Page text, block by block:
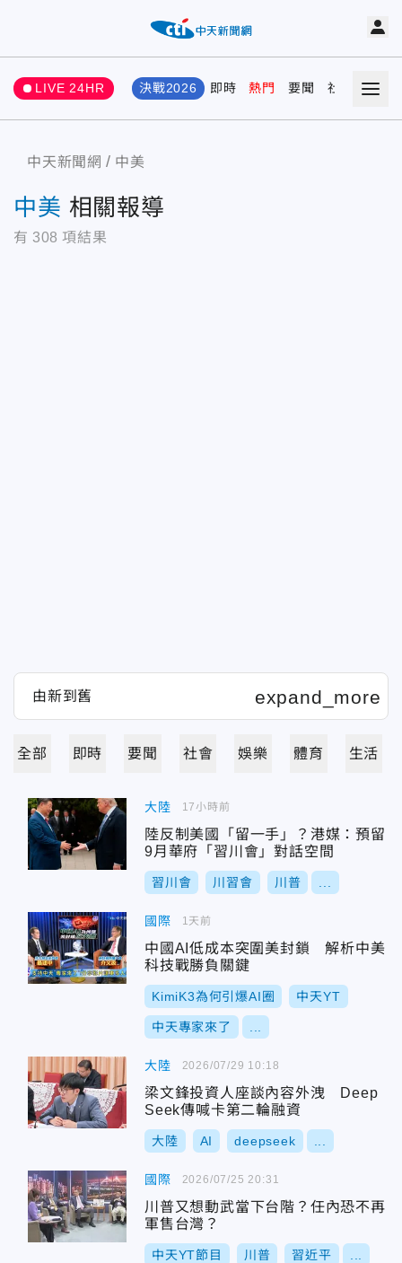
LIVE 24HR 決戰2026 即時 熱門 要聞 社會 娛樂
中天新聞網 中美
中美 相關報導
有 308 項結果
全部 即時 要聞 社會 娛樂 體育 生活
大陸
陸反制美國「留一手」？港媒：預留
9月華府「習川會」對話空間
習川會 川習會 川普
17小時前
國際
中國AI低成本突圍美封鎖 解析中美
科技戰勝負關鍵
KimiK3為何引爆AI圈 中天YT
中天專家來了
1天前
大陸
梁文鋒投資人座談內容外洩 Deep
Seek傳喊卡第二輪融資
大陸 AI deepseek
2026/07/29 10:18
國際
川普又想動武當下台階？任內恐不再
軍售台灣？
中天YT節目 川普 習近平
2026/07/25 20:31